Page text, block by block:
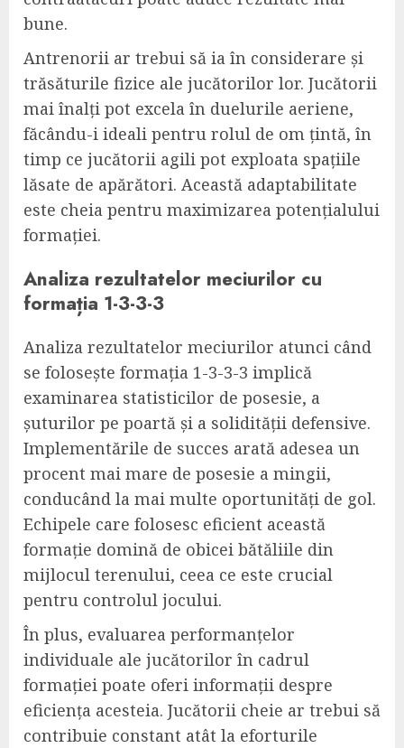
bune.
Antrenorii ar trebui să ia în considerare și
trăsăturile fizice ale jucătorilor lor. Jucătorii
mai înalți pot excela în duelurile aeriene,
făcându-i ideali pentru rolul de om țintă, în
timp ce jucătorii agili pot exploata spațiile
lăsate de apărători. Această adaptabilitate
este cheia pentru maximizarea potențialului
formației.
Analiza rezultatelor meciurilor cu
formația 1-3-3-3
Analiza rezultatelor meciurilor atunci când
se folosește formația 1-3-3-3 implică
examinarea statisticilor de posesie, a
șuturilor pe poartă și a solidității defensive.
Implementările de succes arată adesea un
procent mai mare de posesie a mingii,
conducând la mai multe oportunități de gol.
Echipele care folosesc eficient această
formație domină de obicei bătăliile din
mijlocul terenului, ceea ce este crucial
pentru controlul jocului.
În plus, evaluarea performanțelor
individuale ale jucătorilor în cadrul
formației poate oferi informații despre
eficiența acesteia. Jucătorii cheie ar trebui să
contribuie constant atât la eforturile